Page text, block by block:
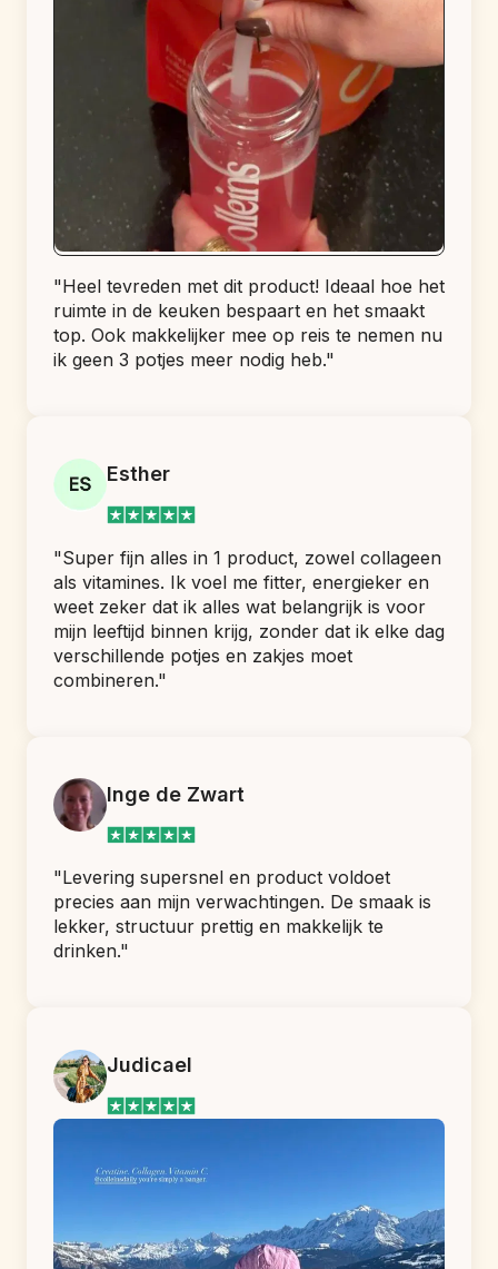
"Heel tevreden met dit product! Ideaal hoe het
ruimte in de keuken bespaart en het smaakt
top. Ook makkelijker mee op reis te nemen nu
ik geen 3 potjes meer nodig heb."
Esther
"Super fijn alles in 1 product, zowel collageen
als vitamines. Ik voel me fitter, energieker en
weet zeker dat ik alles wat belangrijk is voor
mijn leeftijd binnen krijg, zonder dat ik elke dag
verschillende potjes en zakjes moet
combineren."
Inge de Zwart
"Levering supersnel en product voldoet
precies aan mijn verwachtingen. De smaak is
lekker, structuur prettig en makkelijk te
drinken."
Judicael